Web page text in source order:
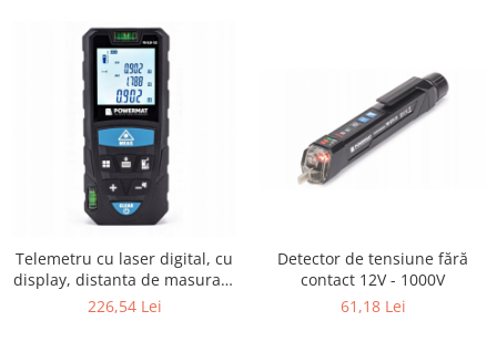
Telemetru cu laser digital, cu
display, distanta de masurare
100m
226,54 Lei
Detector de tensiune fără
contact 12V - 1000V
61,18 Lei